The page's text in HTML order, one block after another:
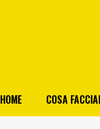
HOME COSA